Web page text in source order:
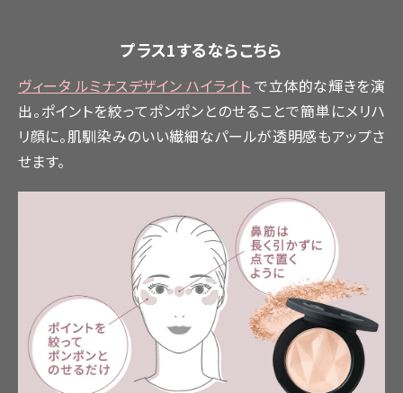
プラス1するならこちら
ヴィータ ルミナスデザイン ハイライト で立体的な輝きを演
出。ポイントを絞ってポンポンとのせることで簡単にメリハ
リ顔に。肌馴染みのいい繊細なパールが透明感もアップさ
せます。